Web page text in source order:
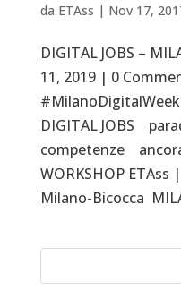
da ETAss | Nov 17,
DIGITAL JOBS –
11, 2019 | 0
DIGITAL JOBS
competenze
WORKSHOP ETAss
Milano-Bicocca